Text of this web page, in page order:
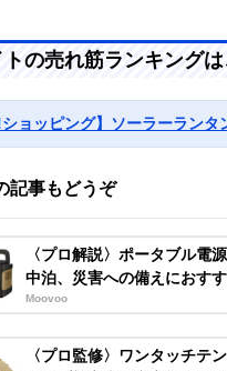
トの売れ筋ランキングは
ショッピング】ソーラーランタ
記事もどうぞ
〈プロ解説〉ポータブル電
中泊、災害への備えにおす
Moovoo
〈プロ監修〉ワンタッチテ